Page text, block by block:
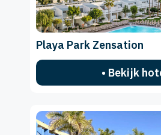
Playa Park Zensation
• Bekijk